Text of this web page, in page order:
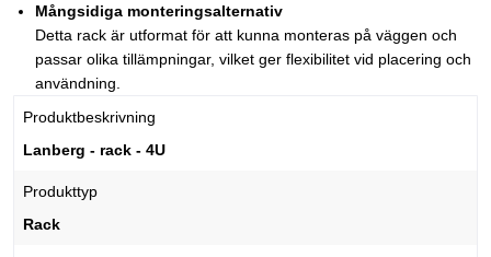
Mångsidiga monteringsalternativ
Detta rack är utformat för att kunna monteras på väggen och
passar olika tillämpningar, vilket ger flexibilitet vid placering och
användning.
Produktbeskrivning
Lanberg - rack - 4U
Produkttyp
Rack